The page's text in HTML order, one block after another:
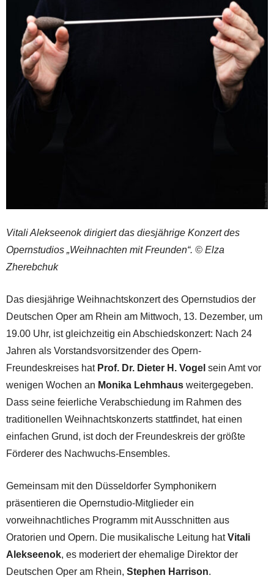
Vitali Alekseenok dirigiert das diesjährige Konzert des
Opernstudios „Weihnachten mit Freunden“. © Elza
Zherebchuk
Das diesjährige Weihnachtskonzert des Opernstudios der
Deutschen Oper am Rhein am Mittwoch, 13. Dezember, um
19.00 Uhr, ist gleichzeitig ein Abschiedskonzert: Nach 24
Jahren als Vorstandsvorsitzender des Opern-
Freundeskreises hat Prof. Dr. Dieter H. Vogel sein Amt vor
wenigen Wochen an Monika Lehmhaus weitergegeben.
Dass seine feierliche Verabschiedung im Rahmen des
traditionellen Weihnachtskonzerts stattfindet, hat einen
einfachen Grund, ist doch der Freundeskreis der größte
Förderer des Nachwuchs-Ensembles.
Gemeinsam mit den Düsseldorfer Symphonikern
präsentieren die Opernstudio-Mitglieder ein
vorweihnachtliches Programm mit Ausschnitten aus
Oratorien und Opern. Die musikalische Leitung hatVitali
Alekseenok, es moderiert der ehemalige Direktor der
Deutschen Oper am Rhein, Stephen Harrison.